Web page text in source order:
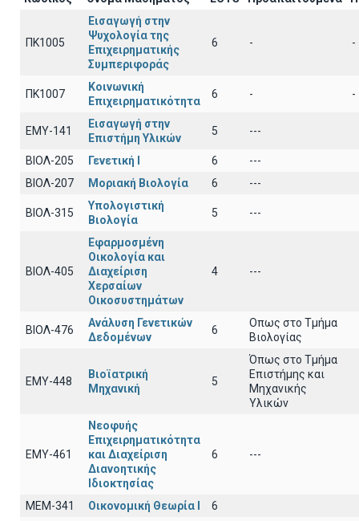
ΠΚ1005
Εισαγωγή στην
Ψυχολογία της
Επιχειρηματικής
Συμπεριφοράς
6 - -
ΠΚ1007
Κοινωνική
Επιχειρηματικότητα
6 - -
EΜY-141
Εισαγωγή στην
Επιστήμη Υλικών
5 ---
ΒΙΟΛ-205 Γενετική Ι 6
---
ΒΙΟΛ-207
Μοριακή Βιολογία 6 ---
ΒΙΟΛ-315
Υπολογιστική
Βιολογία
5 ---
ΒΙΟΛ-405
Εφαρμοσμένη
Οικολογία και
Διαχείριση
Χερσαίων
Οικοσυστημάτων
4 ---
ΒΙΟΛ-476
Ανάλυση Γενετικών
Δεδομένων
6
Οπως στο Τμήμα
Βιολογίας
ΕΜΥ-448
Βιοϊατρική
Μηχανική
5
Όπως στο Τμήμα
Επιστήμης και
Μηχανικής
Υλικών
ΕΜΥ-461
Νεοφυής
Επιχειρηματικότητα
και Διαχείριση
Διανοητικής
Ιδιοκτησίας
6 ---
ΜΕΜ-341 Οικονομική Θεωρία Ι 6